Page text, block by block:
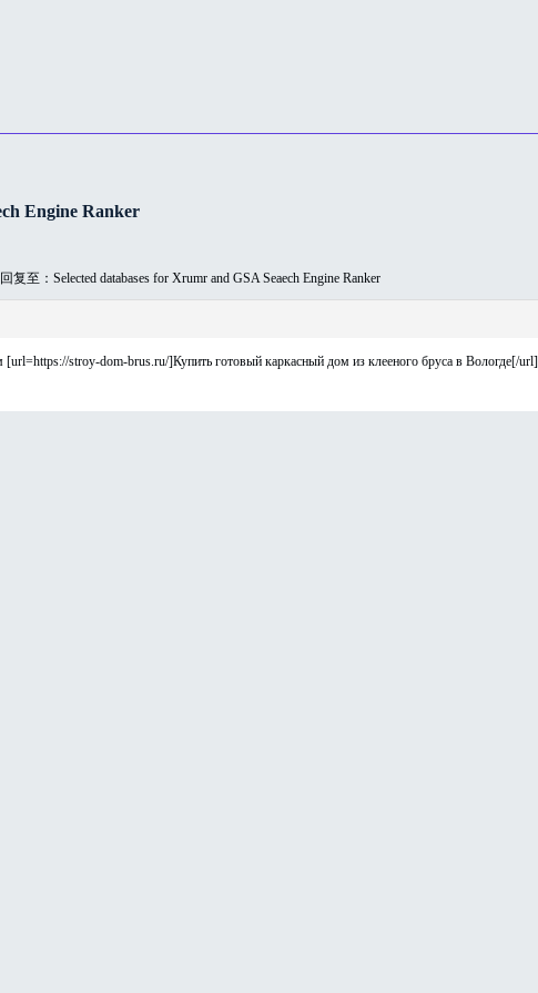
Engine Ranker
回复至：Selected databases for Xrumr and GSA Seaech Engine Ranker
stroy-dom-brus.ru/]Купить готовый каркасный дом из клееного бруса в Вологде[/url]